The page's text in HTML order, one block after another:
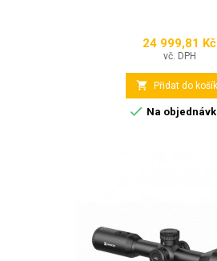
Cena
24 999,81 Kč
vč. DPH
 Přidat do
 Na